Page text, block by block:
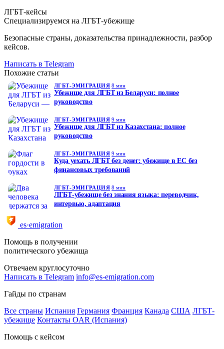
ЛГБТ-кейсы
Специализируемся на ЛГБТ-убежище
Безопасные страны, доказательства принадлежности, разбор
кейсов.
Написать в Telegram
Похожие статьи
ЛГБТ-ЭМИГРАЦИЯ 8 мин
Убежище для ЛГБТ из Беларуси: полное
руководство
ЛГБТ-ЭМИГРАЦИЯ 9 мин
Убежище для ЛГБТ из Казахстана: полное
руководство
ЛГБТ-ЭМИГРАЦИЯ 9 мин
Куда уехать ЛГБТ без денег: убежище в ЕС без
финансовых требований
ЛГБТ-ЭМИГРАЦИЯ 8 мин
ЛГБТ-убежище без знания языка: переводчик,
интервью, адаптация
es·emigration
Помощь в получении
политического убежища
Отвечаем круглосуточно
Написать в Telegram info@es-emigration.com
Гайды по странам
Все страны Испания Германия Франция Канада США ЛГБТ-
убежище Контакты OAR (Испания)
Помощь с кейсом